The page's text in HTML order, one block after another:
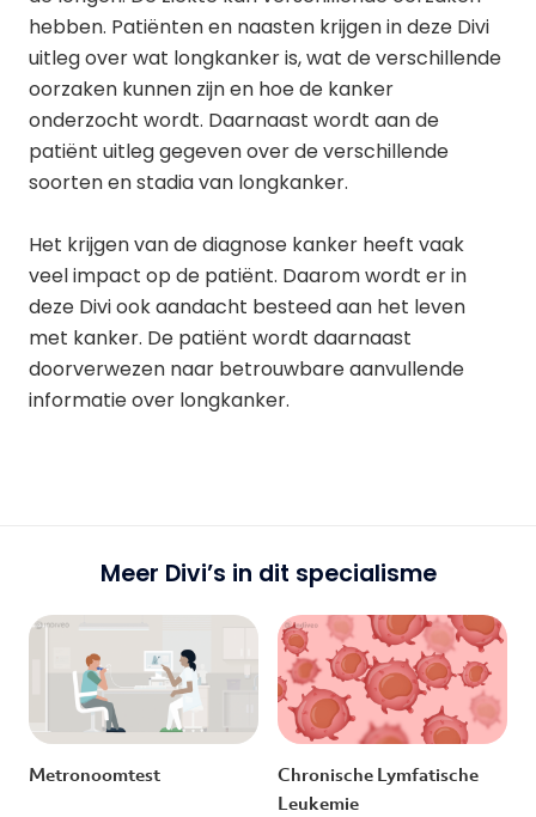
hebben. Patiënten en naasten krijgen in deze Divi
uitleg over wat longkanker is, wat de verschillende
oorzaken kunnen zijn en hoe de kanker
onderzocht wordt. Daarnaast wordt aan de
patiënt uitleg gegeven over de verschillende
soorten en stadia van longkanker.
Het krijgen van de diagnose kanker heeft vaak
veel impact op de patiënt. Daarom wordt er in
deze Divi ook aandacht besteed aan het leven
met kanker. De patiënt wordt daarnaast
doorverwezen naar betrouwbare aanvullende
informatie over longkanker.
Meer Divi’s in dit specialisme
Metronoomtest
Chronische Lymfatische
Leukemie